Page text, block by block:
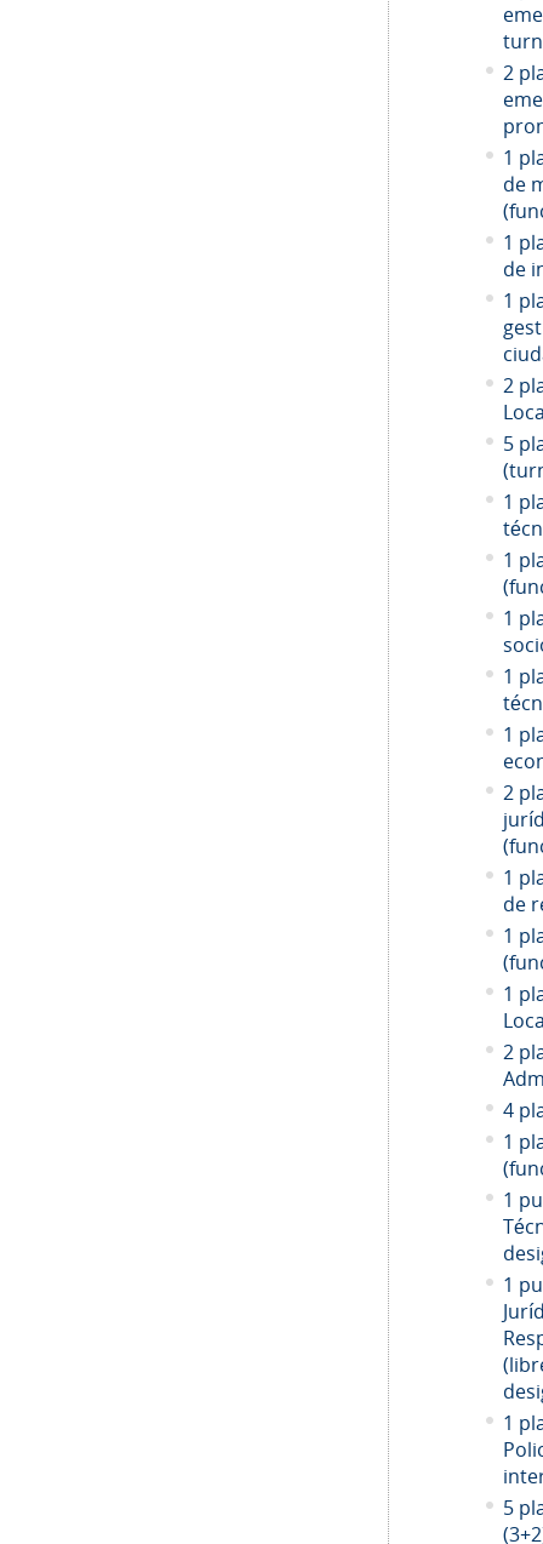
2
1
de
1
de
1
2
5
1
1
1
1
1
2
1
de
1
1
2
4
1
1
1
1
5